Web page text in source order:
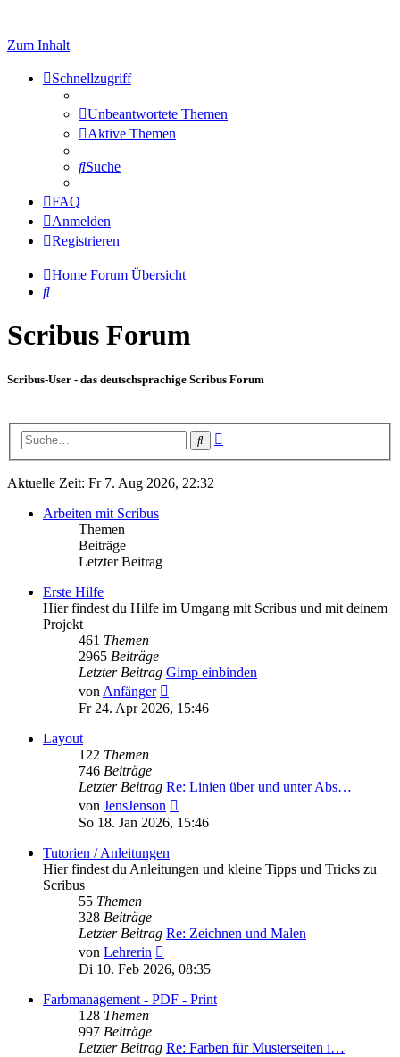
Zum Inhalt
Schnellzugriff
Unbeantwortete Themen
Aktive Themen
Suche
FAQ
Anmelden
Registrieren
Home Forum Übersicht
Suche
Scribus Forum
Scribus-User - das deutschsprachige Scribus Forum
Suche
Aktuelle Zeit: Fr 7. Aug 2026, 22:32
Arbeiten mit Scribus
Themen
Beiträge
Letzter Beitrag
Erste Hilfe
Hier findest du Hilfe im Umgang mit Scribus und mit deinem
Projekt
461 Themen
2965 Beiträge
Letzter Beitrag Gimp einbinden
von Anfänger
Beitrag
Fr 24. Apr 2026, 15:46
Layout
122 Themen
746 Beiträge
Letzter Beitrag Re: Linien über und unter Abs…
von JensJenson
Beitrag
So 18. Jan 2026, 15:46
Tutorien / Anleitungen
Hier findest du Anleitungen und kleine Tipps und Tricks zu
Scribus
55 Themen
328 Beiträge
Letzter Beitrag Re: Zeichnen und Malen
von Lehrerin
Beitrag
Di 10. Feb 2026, 08:35
Farbmanagement - PDF - Print
128 Themen
997 Beiträge
Letzter Beitrag Re: Farben für Musterseiten i…